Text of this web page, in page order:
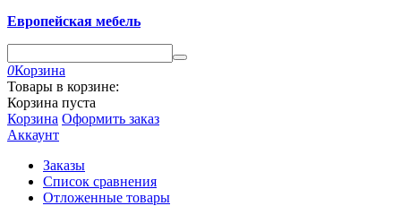
Европейская мебель
0Корзина
Товары в корзине:
Корзина пуста
Корзина Оформить заказ
Аккаунт
Заказы
Список сравнения
Отложенные товары